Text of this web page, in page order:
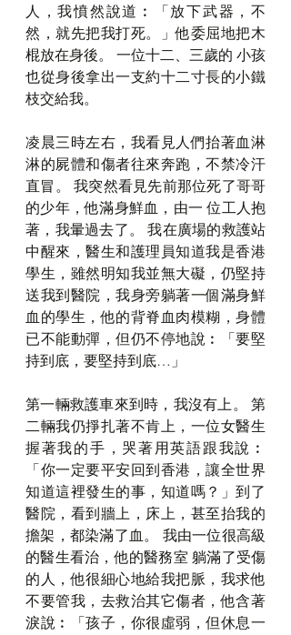
人，我憤然說道︰「放下武器，不
然，就先把我打死。」他委屈地把木
棍放在身後。 一位十二、三歲的 小孩
也從身後拿出一支約十二寸長的小鐵
枝交給我。
凌晨三時左右，我看見人們抬著血淋
淋的屍體和傷者往來奔跑，不禁冷汗
直冒。 我突然看見先前那位死了哥哥
的少年，他滿身鮮血，由一 位工人抱
著，我暈過去了。 我在廣場的救護站
中醒來，醫生和護理員知道我是香港
學生，雖然明知我並無大礙，仍堅持
送我到醫院，我身旁躺著一個滿身鮮
血的學生，他的背脊血肉模糊，身體
已不能動彈，但仍不停地說︰「要堅
持到底，要堅持到底…」
第一輛救護車來到時，我沒有上。 第
二輛我仍掙扎著不肯上，一位女醫生
握著我的手，哭著用英語跟我說︰
「你一定要平安回到香港，讓全世界
知道這裡發生的事，知道嗎？」到了
醫院，看到牆上，床上，甚至抬我的
擔架，都染滿了血。 我由一位很高級
的醫生看治，他的醫務室 躺滿了受傷
的人，他很細心地給我把脈，我求他
不要管我，去救治其它傷者，他含著
淚說︰「孩子，你很虛弱，但休息一